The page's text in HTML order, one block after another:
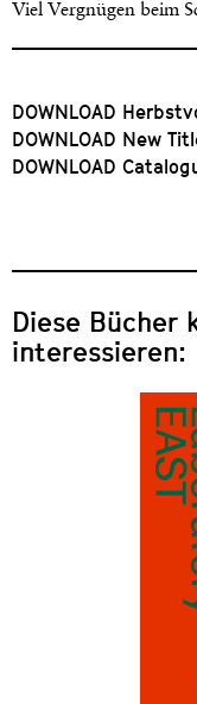
Viel Vergnügen beim
DOWNLOAD
DOWNLOAD New
DOWNLOAD
Diese Bücher
interessieren: